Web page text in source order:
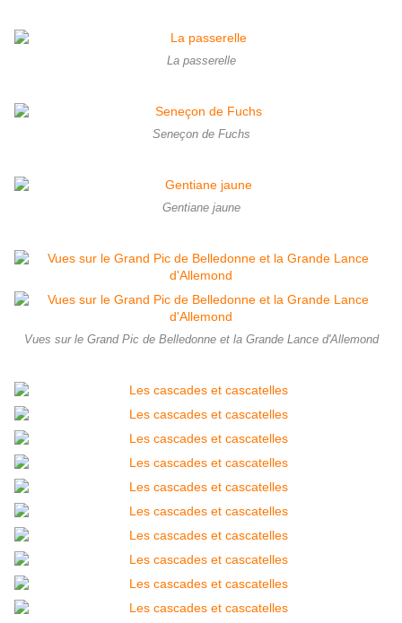
La passerelle
Seneçon de Fuchs
Gentiane jaune
Vues sur le Grand Pic de Belledonne et la Grande Lance d'Allemond